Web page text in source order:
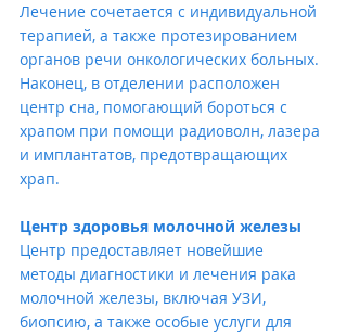
Лечение сочетается с индивидуальной
терапией, а также протезированием
органов речи онкологических больных.
Наконец, в отделении расположен
центр сна, помогающий бороться с
храпом при помощи радиоволн, лазера
и имплантатов, предотвращающих
храп.
Центр здоровья молочной железы
Центр предоставляет новейшие
методы диагностики и лечения рака
молочной железы, включая УЗИ,
биопсию, а также особые услуги для